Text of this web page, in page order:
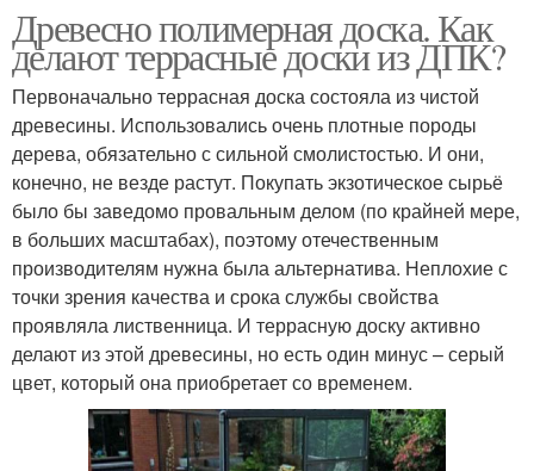
Древесно полимерная доска. Как
делают террасные доски из ДПК?
Первоначально террасная доска состояла из чистой
древесины. Использовались очень плотные породы
дерева, обязательно с сильной смолистостью. И они,
конечно, не везде растут. Покупать экзотическое сырьё
было бы заведомо провальным делом (по крайней мере,
в больших масштабах), поэтому отечественным
производителям нужна была альтернатива. Неплохие с
точки зрения качества и срока службы свойства
проявляла лиственница. И террасную доску активно
делают из этой древесины, но есть один минус – серый
цвет, который она приобретает со временем.